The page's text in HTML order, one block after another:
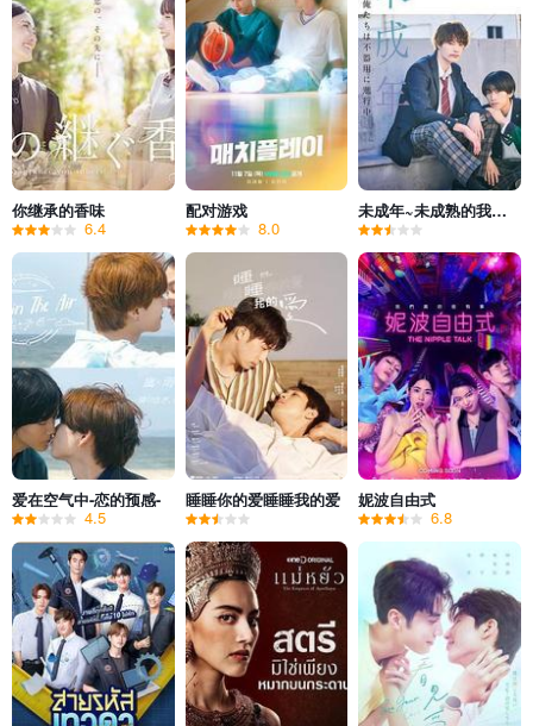
你继承的香味
6.4
配对游戏
8.0
未成年~未成熟的我们正笨拙前行中~
爱在空气中-恋的预感-
4.5
睡睡你的爱睡睡我的爱 妮波自由式
6.8